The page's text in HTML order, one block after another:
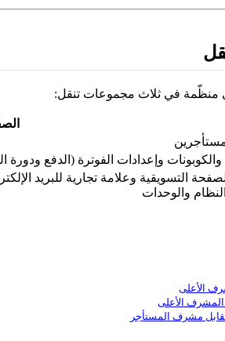
منظّمة في ثلاث مجموعات تنقل:
وإعدادات الفوترة (الدفع ودورة
التسويقية وعلامة تجارية للبريد
والوحدات
الأعلى
الأعلى
مشرف المستأجر